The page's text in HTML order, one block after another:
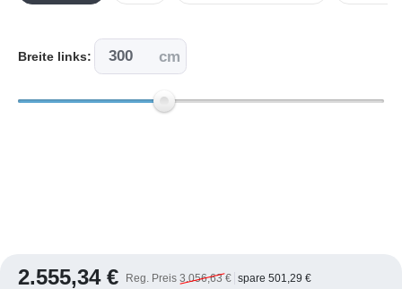
Breite links: cm
2.555,34 € Reg. Preis 3.056,63 € spare 501,29 €